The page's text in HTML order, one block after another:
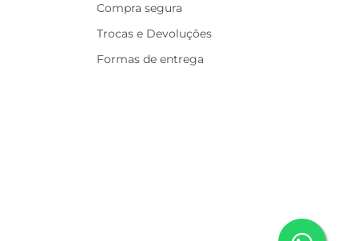
Compra segura
Trocas e Devoluções
Formas de entrega